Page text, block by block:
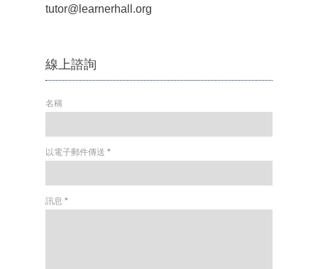
tutor@learnerhall.org
線上諮詢
名稱
以電子郵件傳送 *
訊息 *